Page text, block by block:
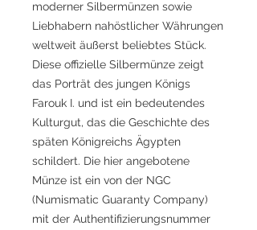
moderner Silbermünzen sowie
Liebhabern nahöstlicher Währungen
weltweit äußerst beliebtes Stück.
Diese offizielle Silbermünze zeigt
das Porträt des jungen Königs
Farouk I. und ist ein bedeutendes
Kulturgut, das die Geschichte des
späten Königreichs Ägypten
schildert. Die hier angebotene
Münze ist ein von der NGC
(Numismatic Guaranty Company)
mit der Authentifizierungsnummer